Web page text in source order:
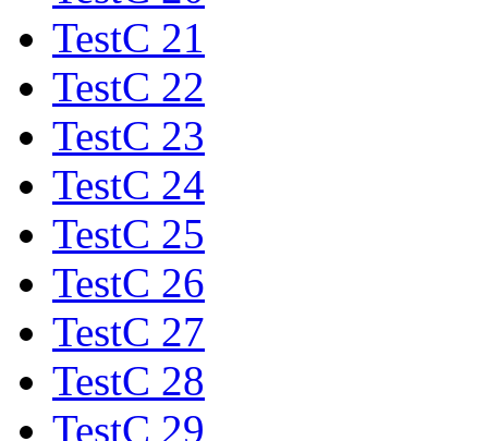
TestC 21
TestC 22
TestC 23
TestC 24
TestC 25
TestC 26
TestC 27
TestC 28
TestC 29